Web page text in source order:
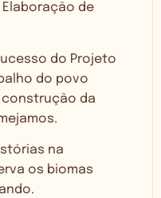
de
do Projeto
do povo
construção da
na
os biomas